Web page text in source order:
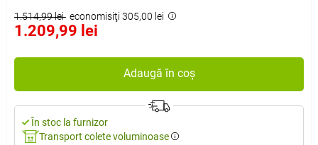
1.514,99 lei economisiţi 305,00 lei
1.209,99 lei
Adaugă în coș
În stoc la furnizor
Transport colete voluminoase